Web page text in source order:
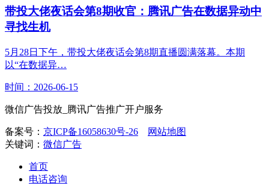
带投大佬夜话会第8期收官：腾讯广告在数据异动中
寻找生机
5月28日下午，带投大佬夜话会第8期直播圆满落幕。本期
以“在数据异…
时间：2026-06-15
微信广告投放_腾讯广告推广开户服务
备案号： 京ICP备16058630号-26
网站地图
关键词： 微信广告
首页
电话咨询